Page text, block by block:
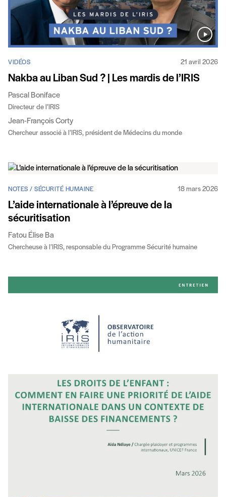
VIDÉOS 21 avril 2026
Nakba au Liban Sud ? | Les mardis de l’IRIS
Pascal Boniface
Directeur de l’IRIS
Jean-François Corty
Chercheur associé à l’IRIS, président de Médecins du monde
NOTES / SÉCURITÉ HUMAINE 18 mars 2026
L’aide internationale à l’épreuve de la
sécuritisation
Fatou Élise Ba
Chercheuse à l’IRIS, responsable du Programme Sécurité humaine